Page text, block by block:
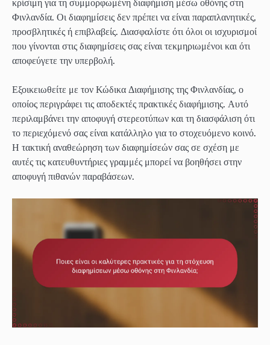
κρίσιμη για τη συμμορφωμένη διαφήμιση μέσω οθόνης στη
Φινλανδία. Οι διαφημίσεις δεν πρέπει να είναι παραπλανητικές,
προσβλητικές ή επιβλαβείς. Διασφαλίστε ότι όλοι οι ισχυρισμοί
που γίνονται στις διαφημίσεις σας είναι τεκμηριωμένοι και ότι
αποφεύγετε την υπερβολή.
Εξοικειωθείτε με τον Κώδικα Διαφήμισης της Φινλανδίας, ο
οποίος περιγράφει τις αποδεκτές πρακτικές διαφήμισης. Αυτό
περιλαμβάνει την αποφυγή στερεοτύπων και τη διασφάλιση ότι
το περιεχόμενό σας είναι κατάλληλο για το στοχευόμενο κοινό.
Η τακτική αναθεώρηση των διαφημίσεών σας σε σχέση με
αυτές τις κατευθυντήριες γραμμές μπορεί να βοηθήσει στην
αποφυγή πιθανών παραβάσεων.